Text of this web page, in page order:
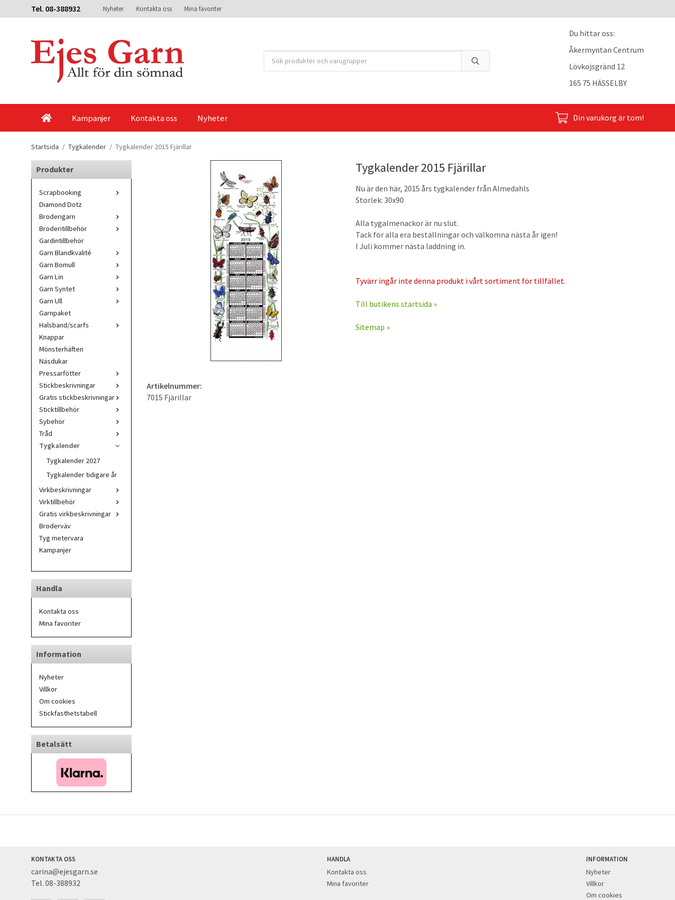
Tel. 08-388932 Nyheter Kontakta oss Mina favoriter
Du hittar oss:
Åkermyntan Centrum
Lövkojsgränd 12
165 75 HÄSSELBY
Kampanjer Kontakta oss Nyheter Din varukorg är tom!
Startsida / Tygkalender / Tygkalender 2015 Fjärillar
Produkter
Scrapbooking
Diamond Dotz
Broderigarn
Broderitillbehör
Gardintillbehör
Garn Blandkvalité
Garn Bomull
Garn Lin
Garn Syntet
Garn Ull
Garnpaket
Halsband/scarfs
Knappar
Mönsterhäften
Näsdukar
Pressarfötter
Stickbeskrivningar
Gratis stickbeskrivningar
Sticktillbehör
Sybehör
Tråd
Tygkalender
Tygkalender 2027
Tygkalender tidigare år
Virkbeskrivningar
Virktillbehör
Gratis virkbeskrivningar
Broderväv
Tyg metervara
Kampanjer
Handla
Kontakta oss
Mina favoriter
Information
Nyheter
Villkor
Om cookies
Stickfasthetstabell
Betalsätt
Tygkalender 2015 Fjärillar
Nu är den här, 2015 års tygkalender från Almedahls
Storlek: 30x90
Alla tygalmenackor är nu slut.
Tack för alla era beställningar och välkomna nästa år igen!
I Juli kommer nästa laddning in.
Tyvärr ingår inte denna produkt i vårt sortiment för tillfället.
Till butikens startsida »
Sitemap »
Artikelnummer:
7015 Fjärillar
KONTAKTA OSS
carina@ejesgarn.se
Tel. 08-388932
HANDLA
Kontakta oss
Mina favoriter
INFORMATION
Nyheter
Villkor
Om cookies